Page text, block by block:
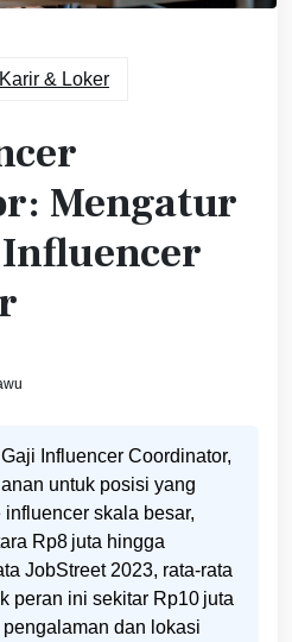
Karir & Loker
Mengatur
Gaji Influencer Coordinator,
untuk posisi yang
skala besar,
Rp8 juta hingga
JobStreet 2023, rata‑rata
peran ini sekitar Rp10 juta
dan lokasi